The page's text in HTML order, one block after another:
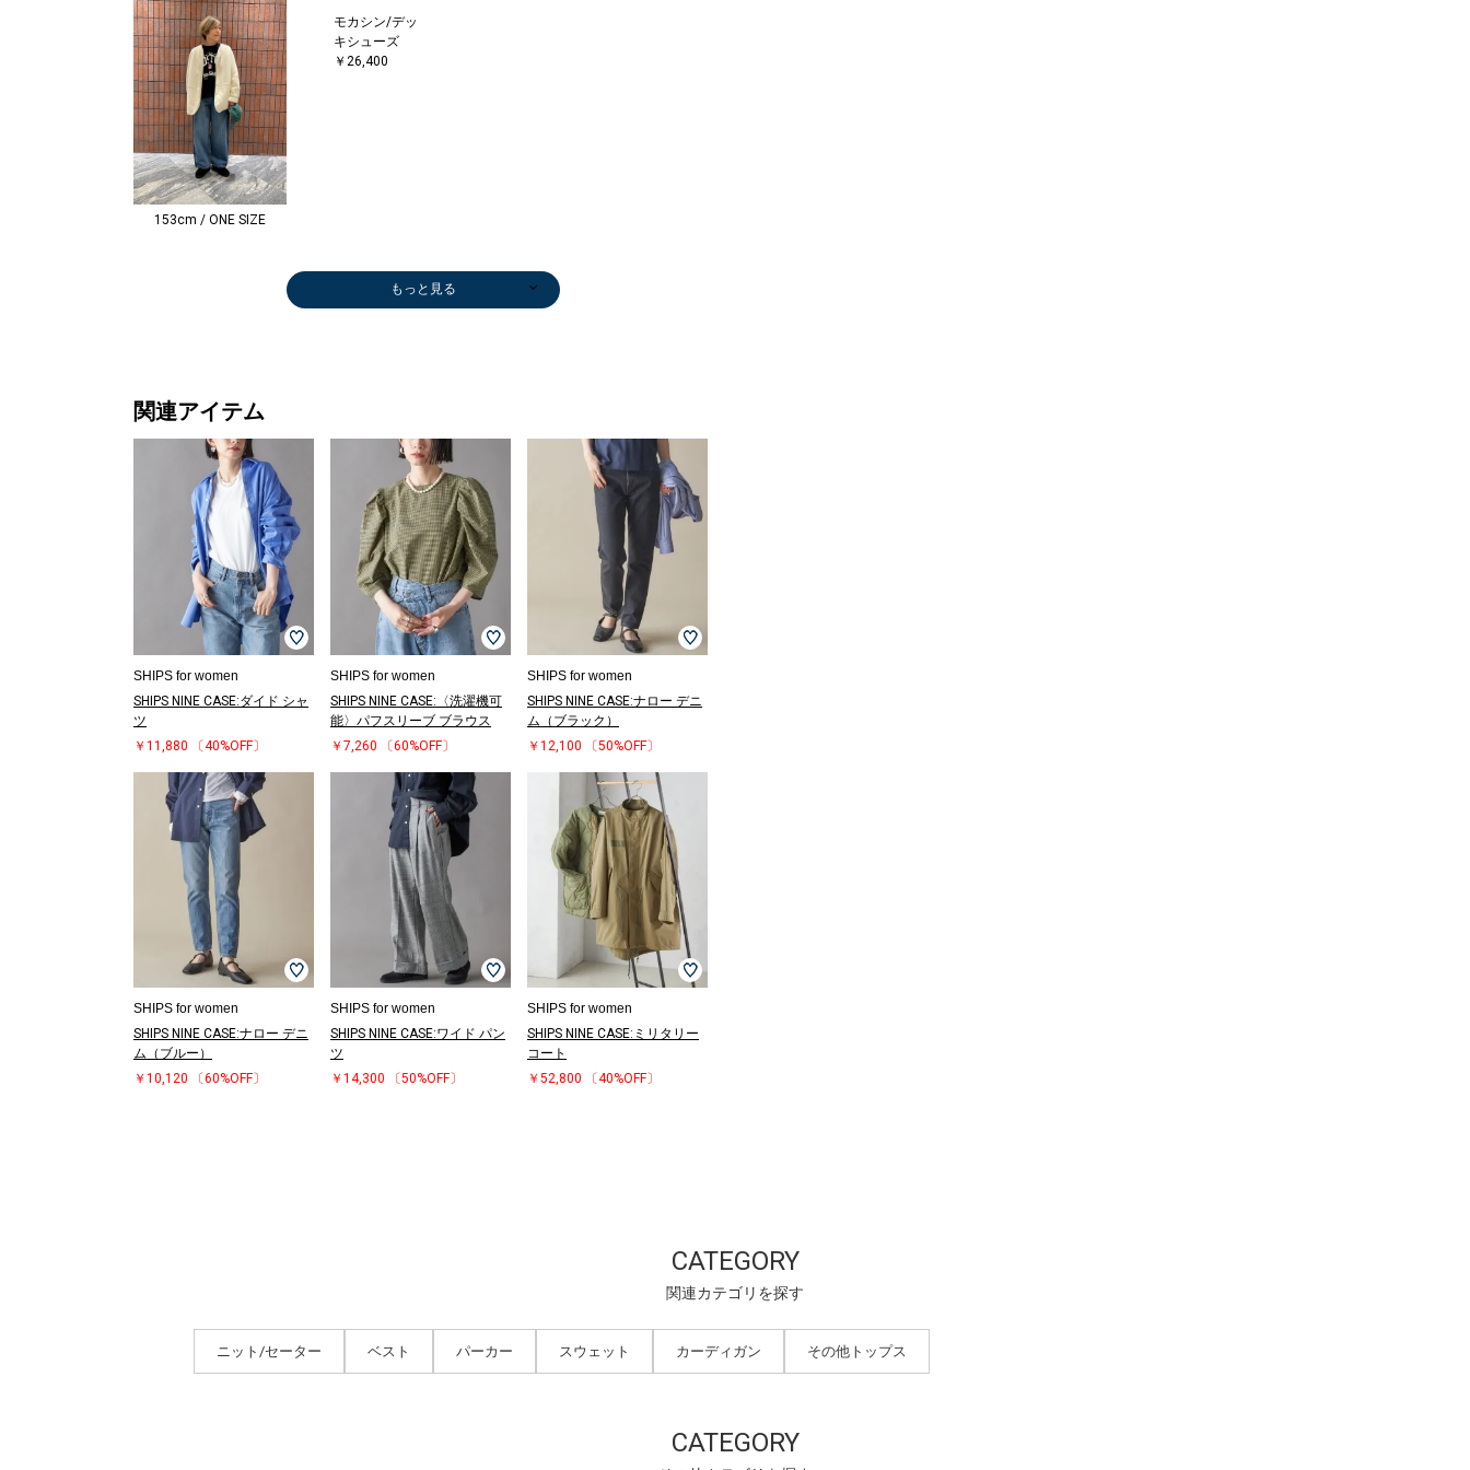
153cm / ONE SIZE
モカシン/デッ
キシューズ
￥26,400
ロング・マキシ
丈
その他パンツ
￥8,800
ひざ・ミドル丈
￥11,000
その他パンツ
￥8,800
ストール/マフ
ラー
ロング・マキシ
丈
ブーツ/ブーテ
ィー
ニットキャップ
￥2,970
ロング・マキシ
丈
ロング・マキシ
丈
ロング・マキシ
丈
もっと見る
関連アイテム
SHIPS for women
SHIPS NINE CASE:ダイド シャ
ツ
￥11,880
〔40%OFF〕
SHIPS for women
SHIPS NINE CASE:〈洗濯機可
能〉パフスリーブ ブラウス
￥7,260
〔60%OFF〕
SHIPS for women
SHIPS NINE CASE:ナロー デニ
ム（ブラック）
￥12,100
〔50%OFF〕
SHIPS for women
SHIPS NINE CASE:ナロー デニ
ム（ブルー）
￥10,120
〔60%OFF〕
SHIPS for women
SHIPS NINE CASE:ワイド パン
ツ
￥14,300
〔50%OFF〕
SHIPS for women
SHIPS NINE CASE:ミリタリー
コート
￥52,800
〔40%OFF〕
CATEGORY
関連カテゴリを探す
ニット/セーター ベスト パーカー スウェット カーディガン その他トップス
CATEGORY